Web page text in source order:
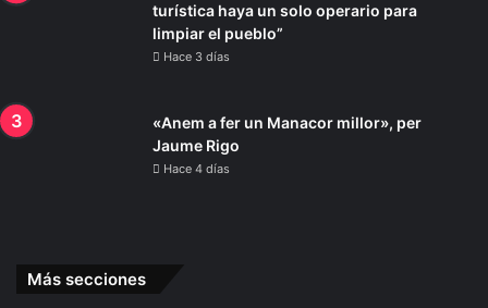
turística haya un solo operario para
limpiar el pueblo”
Hace 3 días
«Anem a fer un Manacor millor», per
Jaume Rigo
Hace 4 días
Más secciones